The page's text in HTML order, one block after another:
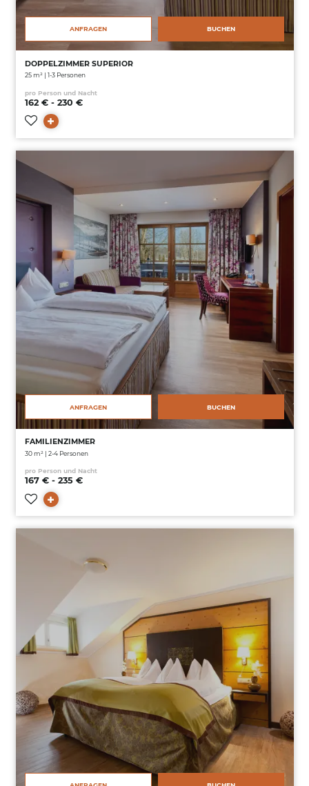
ANFRAGEN BUCHEN
DOPPELZIMMER SUPERIOR
25 m² | 1-3 Personen
pro Person und Nacht
162 € - 230 €
ANFRAGEN BUCHEN
FAMILIENZIMMER
30 m² | 2-4 Personen
pro Person und Nacht
167 € - 235 €